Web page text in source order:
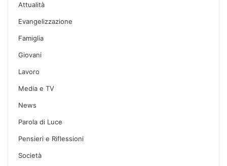
Attualità
Evangelizzazione
Famiglia
Giovani
Lavoro
Media e TV
News
Parola di Luce
Pensieri e Riflessioni
Società